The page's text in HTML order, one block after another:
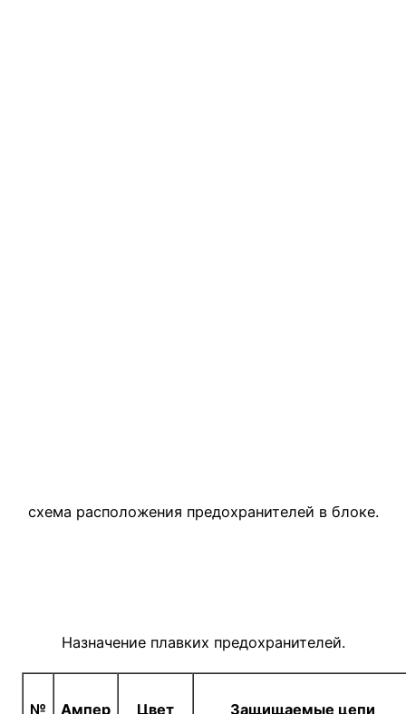
схема расположения предохранителей в блоке.
Назначение плавких предохранителей.
№ Ампер Цвет Защищаемые цепи